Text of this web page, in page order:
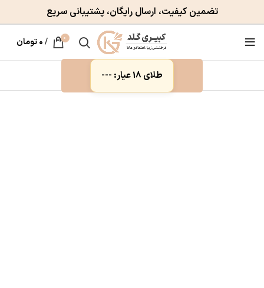
تضمین کیفیت، ارسال رایگان، پشتیبانی سریع
0
/۰تومان
طلای 18 عیار: ---